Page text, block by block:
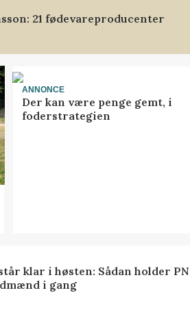
21 fødevareproducenter
ANNONCE
Der kan være penge gemt, i
foderstrategien
klar i høsten: Sådan holder PN
i gang